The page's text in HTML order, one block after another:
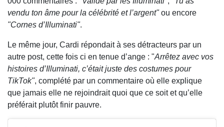
vendu ton âme pour la célébrité et l’argent"ou encore
"Cornes d’Illuminati".
Le même jour, Cardi répondait à ses détracteurs par un
autre post, cette fois ci en tenue d’ange : "Arrêtez avec vos
histoires d’Illuminati, c’était juste des costumes pour
TikTok", complété par un commentaire où elle explique
que jamais elle ne rejoindrait quoi que ce soit et qu’elle
préférait plutôt finir pauvre.